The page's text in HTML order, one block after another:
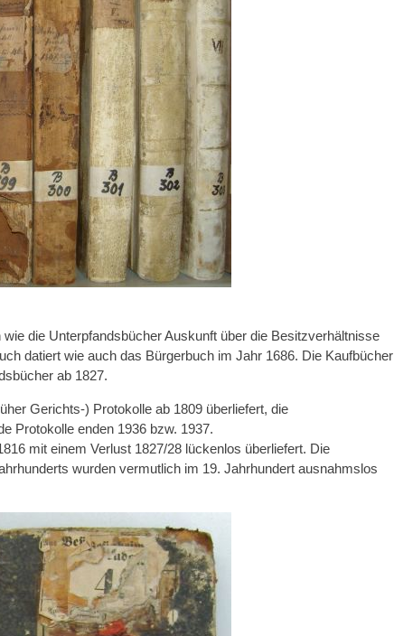
die Unterpfandsbücher Auskunft über die Besitzverhältnisse
datiert wie auch das Bürgerbuch im Jahr 1686. Die Kaufbücher
ab 1827.
Gerichts-) Protokolle ab 1809 überliefert, die
Protokolle enden 1936 bzw. 1937.
mit einem Verlust 1827/28 lückenlos überliefert. Die
wurden vermutlich im 19. Jahrhundert ausnahmslos